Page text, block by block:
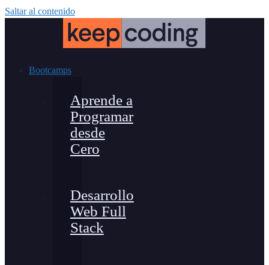
Saltar al contenido
Bootcamps
Aprende a
Programar
desde
Cero
Desarrollo
Web Full
Stack